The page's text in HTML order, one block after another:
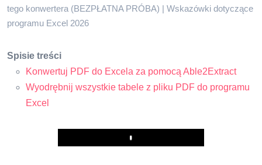
tego konwertera (BEZPŁATNA PRÓBA) | Wskazówki dotyczące
programu Excel 2026
Spisie treści
Konwertuj PDF do Excela za pomocą Able2Extract
Wyodrębnij wszystkie tabele z pliku PDF do programu
Excel
Play